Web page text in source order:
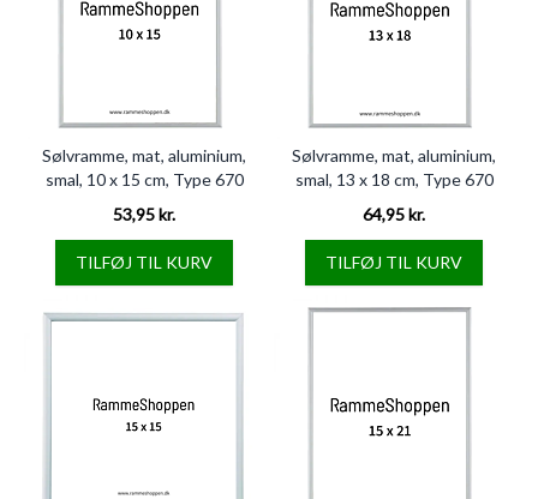
Sølvramme, mat, aluminium,
smal, 10 x 15 cm, Type 670
53,95 kr.
TILFØJ TIL KURV
Sølvramme, mat, aluminium,
smal, 13 x 18 cm, Type 670
64,95 kr.
TILFØJ TIL KURV